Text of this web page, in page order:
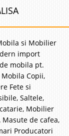
si Mobilier
import
mobila pt.
Copii,
Fete si
Saltele,
Mobilier
Masute de cafea,
Producatori